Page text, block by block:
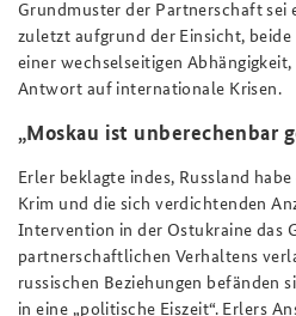
Grundmuster der Partnerschaft
zuletzt aufgrund der Einsicht,
einer wechselseitigen
Antwort auf internationale Krisen.
„Moskau ist unberechenbar
Erler beklagte indes, Russland
Krim und die sich verdichtenden
Intervention in der Ostukraine das
partnerschaftlichen Verhaltens
russischen Beziehungen befänden
in eine „politische Eiszeit“. Erlers